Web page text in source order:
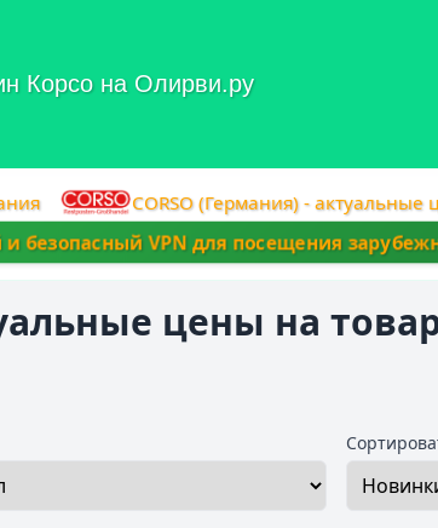
Корсо на Олирви.ру
CORSO (Германия) -
безопасный VPN для посещения
цены на